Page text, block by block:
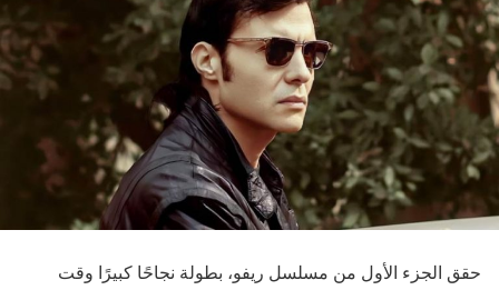
حقق الجزء الأول من مسلسل ريفو، بطولة نجاحًا كبيرًا وقت